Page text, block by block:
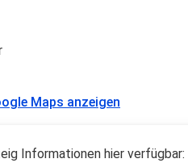
Maps anzeigen
Informationen hier verfügbar: